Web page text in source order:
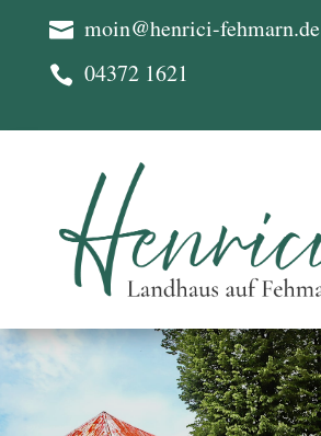
 moin@henrici-fehmarn.de
 04372 1621